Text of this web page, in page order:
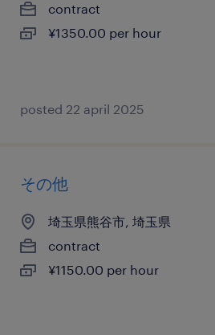
contract
¥1350.00 per hour
posted 22 april 2025
その他
埼玉県熊谷市, 埼玉県
contract
¥1150.00 per hour